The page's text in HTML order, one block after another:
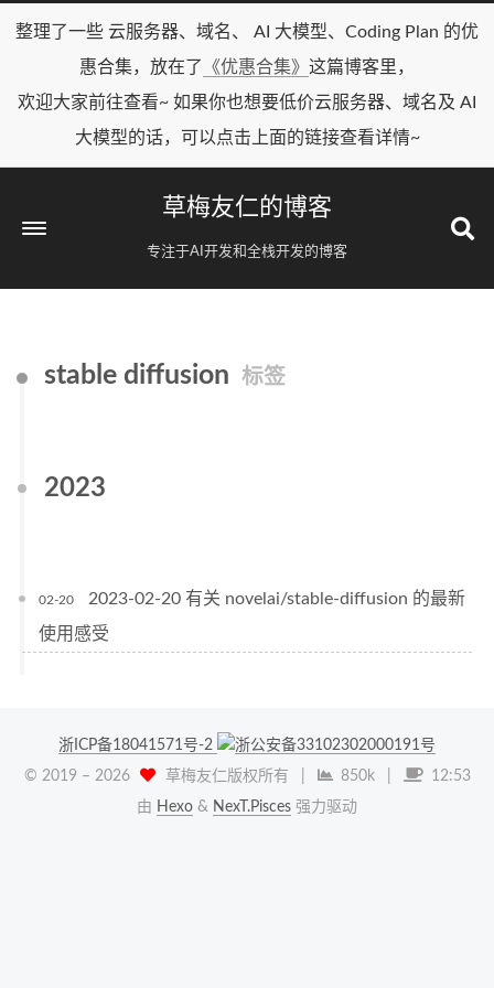
整理了一些 云服务器、域名、 AI 大模型、Coding Plan 的优
惠合集，放在了
《优惠合集》 这篇博客里，
欢迎大家前往查看~ 如果你也想要低价云服务器、域名及 AI
大模型的话，可以点击上面的链接查看详情~
草梅友仁的博客
专注于AI开发和全栈开发的博客
stable diffusion 标签
2023
02-20
2023-02-20 有关 novelai/stable-diffusion 的最新
使用感受
浙ICP备18041571号-2
浙公安备33102302000191号
© 2019 – 2026 草梅友仁版权所有 850k
12:53
由 Hexo & NexT.Pisces 强力驱动